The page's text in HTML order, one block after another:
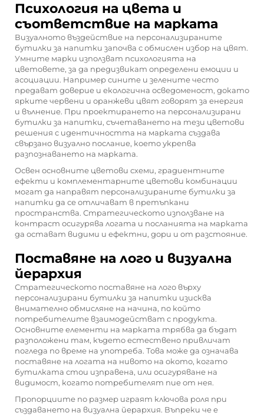
Психология на цвета и
съответствие на марката
Визуалното въздействие на персонализираните
бутилки за напитки започва с обмислен избор на цвят.
Умните марки използват психологията на
цветовете, за да предизвикат определени емоции и
асоциации. Например сините и зелените често
предават доверие и екологична осведоменост, докато
ярките червени и оранжеви цвят говорят за енергия
и вълнение. При проектирането на персонализирани
бутилки за напитки, съчетаването на тези цветови
решения с идентичността на марката създава
свързано визуално послание, което укрепва
разпознаването на марката.
Освен основните цветови схеми, градиентните
ефекти и комплементарните цветови комбинации
могат да направят персонализираните бутилки за
напитки да се отличават в претъпкани
пространства. Стратегическото използване на
контраст осигурява логата и посланията на марката
да остават видими и ефектни, дори и от разстояние.
Поставяне на лого и визуална
йерархия
Стратегическото поставяне на лого върху
персонализирани бутилки за напитки изисква
внимателно обмисляне на начина, по който
потребителите взаимодействат с продукта.
Основните елементи на марката трябва да бъдат
разположени там, където естествено привличат
погледа по време на употреба. Това може да означава
поставяне на логата на нивото на окото, когато
бутилката стои изправена, или осигуряване на
видимост, когато потребителят пие от нея.
Пропорциите по размер играят ключова роля при
създаването на визуална йерархия. Въпреки че е